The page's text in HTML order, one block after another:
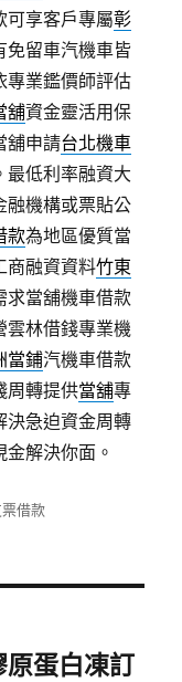
可享客戶專屬彰
免留車汽機車皆
專業鑑價師評估
舖資金靈活用保
舖申請台北機車
最低利率融資大
融機構或票貼公
款為地區優質當
商融資資料竹東
求當舖機車借款
雲林借錢專業機
當鋪汽機車借款
周轉提供當舖專
決急迫資金周轉
解決你面。
借款
蛋白凍訂